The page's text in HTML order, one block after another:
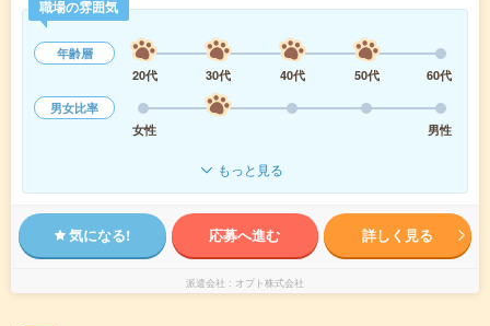
職場の雰囲気
年齢層
20代
30代 40代 50代
60代
男女比率
女性
男性
もっと見る
気になる! 応募へ進む 詳しく見る
派遣会社 オプト株式会社